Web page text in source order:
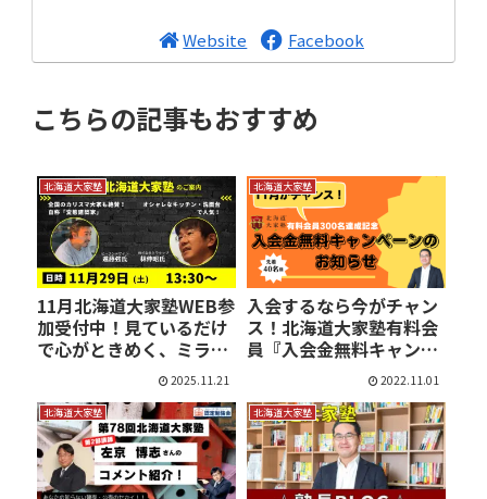
Website Facebook
こちらの記事もおすすめ
北海道大家塾
11月北海道大家塾WEB参
加受付中！見ているだけ
で心がときめく、ミラタ
2025.11.21
北海道大家塾
入会するなら今がチャン
ス！北海道大家塾有料会
員『入会金無料キャン
2022.11.01
北海道大家塾 北海道大家塾